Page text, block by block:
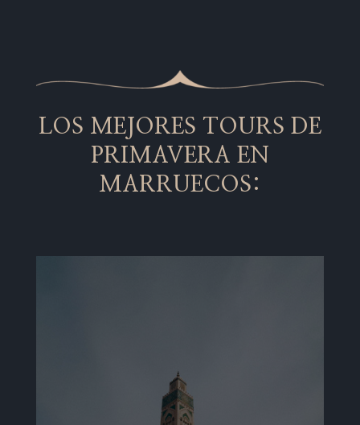
LOS MEJORES TOURS DE
PRIMAVERA EN
MARRUECOS: